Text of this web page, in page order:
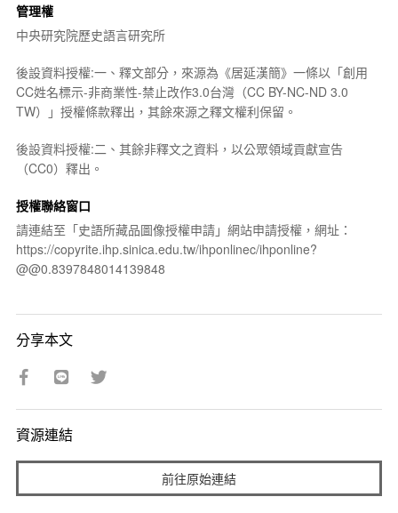
管理權
中央研究院歷史語言研究所
後設資料授權:一、釋文部分，來源為《居延漢簡》一條以「創用
CC姓名標示-非商業性-禁止改作3.0台灣（CC BY-NC-ND 3.0
TW）」授權條款釋出，其餘來源之釋文權利保留。
後設資料授權:二、其餘非釋文之資料，以公眾領域貢獻宣告
（CC0）釋出。
授權聯絡窗口
請連結至「史語所藏品圖像授權申請」網站申請授權，網址：
https://copyrite.ihp.sinica.edu.tw/ihponlinec/ihponline?
@@0.8397848014139848
分享本文
資源連結
前往原始連結